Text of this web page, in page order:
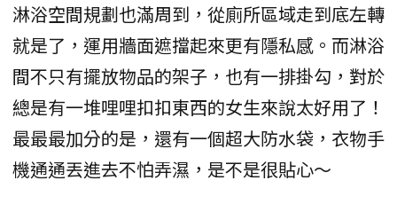
淋浴空間規劃也滿周到，從廁所區域走到底左轉
就是了，運用牆面遮擋起來更有隱私感。而淋浴
間不只有擺放物品的架子，也有一排掛勾，對於
總是有一堆哩哩扣扣東西的女生來說太好用了！
最最最加分的是，還有一個超大防水袋，衣物手
機通通丟進去不怕弄濕，是不是很貼心～